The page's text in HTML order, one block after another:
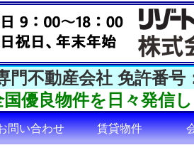
門不動産会社 免許番号
優良物件を日々発信し
問い合わせ 賃貸物件